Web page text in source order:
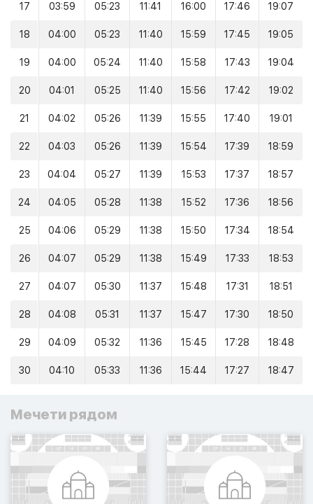
17 03:59 05:23 11:41 16:00 17:46 19:07
18 04:00 05:23 11:40 15:59 17:45 19:05
19 04:00 05:24 11:40 15:58 17:43 19:04
20 04:01 05:25 11:40 15:56 17:42 19:02
21 04:02 05:26 11:39 15:55 17:40 19:01
22 04:03 05:26 11:39 15:54 17:39 18:59
23 04:04 05:27 11:39 15:53 17:37 18:57
24 04:05 05:28 11:38 15:52 17:36 18:56
25 04:06 05:29 11:38 15:50 17:34 18:54
26 04:07 05:29 11:38 15:49 17:33 18:53
27 04:07 05:30 11:37 15:48 17:31 18:51
28 04:08 05:31 11:37 15:47 17:30 18:50
29 04:09 05:32 11:36 15:45 17:28 18:48
30 04:10 05:33 11:36 15:44 17:27 18:47
Мечети рядом